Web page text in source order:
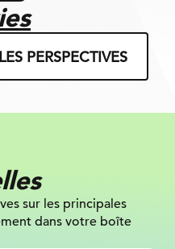
PERSPECTIVES
sur les principales
dans votre boîte